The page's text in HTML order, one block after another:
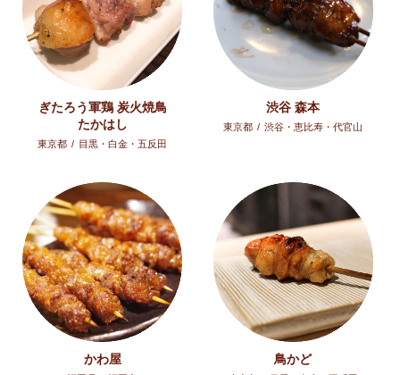
ぎたろう軍鶏 炭火焼鳥
たかはし
東京都 / 目黒・白金・五反田
渋谷 森本
東京都 / 渋谷・恵比寿・代官山
かわ屋 鳥かど